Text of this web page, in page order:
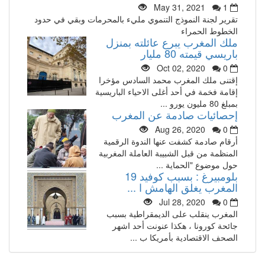
May 31, 2021
1
تقرير لجنة النموذج التنموي مليء بالمحرمات وبقي في حدود
الخطوط الحمراء
ملك المغرب يبرع عائلته بمنزل
باريسي قيمته 80 مليار
Oct 02, 2020
0
إقتنى ملك المغرب محمد السادس مؤخرا
إقامة فخمة في أحد أغلى الاحياء الباريسية
بمبلغ 80 مليون يورو ...
إحصائيات صادمة عن المغرب
Aug 26, 2020
0
أرقام صادمة كشفت عنها الندوة الرقمية
المنظمة من قبل الشبيبة العاملة المغربية
حول موضوع "الحماية ...
بلومبيرغ : بسبب كوفيد 19
المغرب يغلق الهامش ا ...
Jul 28, 2020
0
المغرب ينقلب على الديمقراطية بسبب
جائحة كورونا ، هكذا عنونت أحد اشهر
الصحف الاقتصادية بأمريكا ب ...